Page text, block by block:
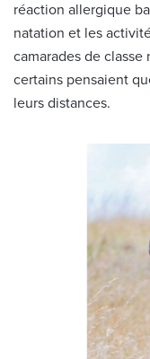
réaction allergique
natation et les
camarades de
certains pensaient
leurs distances.